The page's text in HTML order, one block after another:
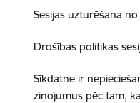
Sesijas uzturēšana
Drošības politikas
Sīkdatne ir
ziņojumus pēc tam,